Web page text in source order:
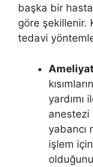
başka bir
göre şekillenir.
tedavi
yardımı
anestezi
yabancı
işlem